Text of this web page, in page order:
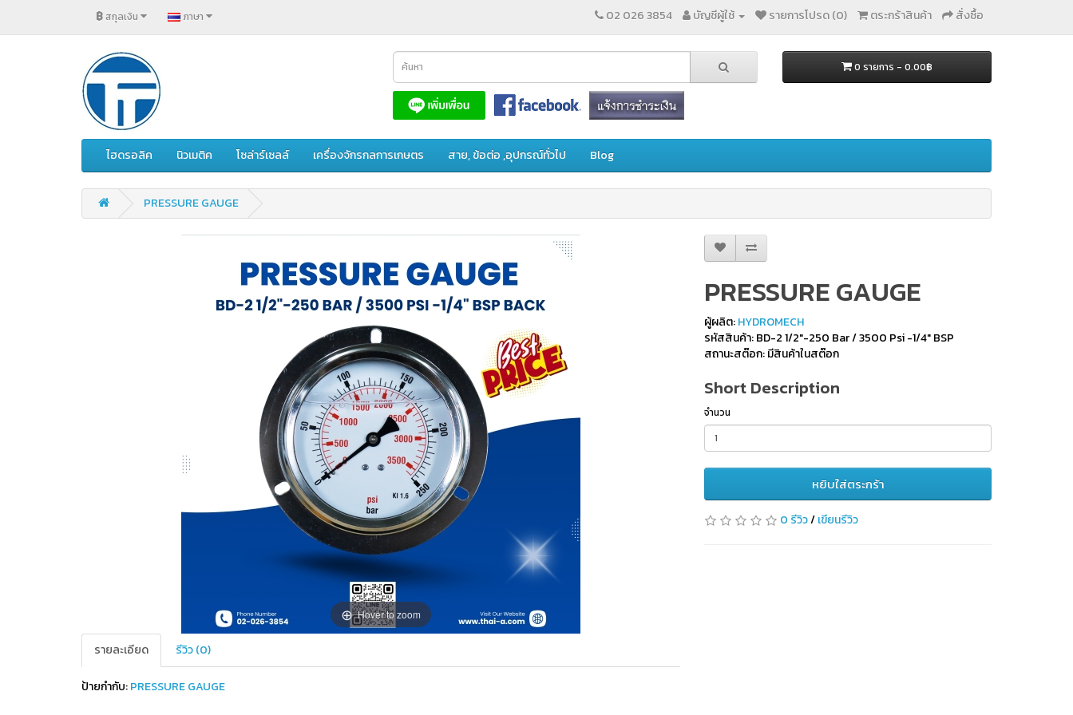
฿ สกุลเงิน ภาษา 02 026 3854 บัญชีผู้ใช้ รายการโปรด (0) ตระกร้าสินค้า สั่งซื้อ
0 รายการ - 0.00฿
ไฮดรอลิค นิวเมติค โซล่าร์เซลล์ เครื่องจักรกลการเกษตร สาย, ข้อต่อ ,อุปกรณ์ทั่วไป Blog
PRESSURE GAUGE
Hover to zoom
รายละเอียด รีวิว (0)
PRESSURE GAUGE
ผู้ผลิต:HYDROMECH
รหัสสินค้า: BD-2 1/2"-250 Bar / 3500 Psi -1/4" BSP
สถานะสต๊อก: มีสินค้าในสต๊อก
Short Description
จำนวน
หยิบใส่ตระกร้า
0 รีวิว/เขียนรีวิว
ป้ายกำกับ:PRESSURE GAUGE